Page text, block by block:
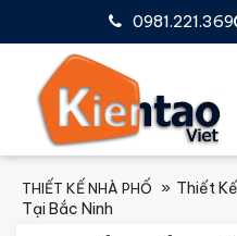
0981.221.369
THIẾT KẾ NHÀ PHỐ
Thiết
Tại Bắc Ninh